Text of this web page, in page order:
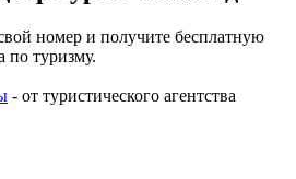
номер и получите бесплатную
по туризму.
- от туристического агентства